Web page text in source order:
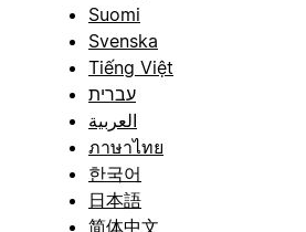
Suomi
Svenska
Tiếng Việt
עברית
العربية
ภาษาไทย
한국어
日本語
简体中文